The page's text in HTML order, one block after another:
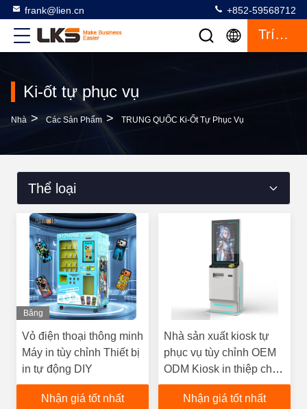
frank@lien.cn +852-59568712
Trích Dẫn
Ki-ốt tự phục vụ
Nhà > Các Sản Phẩm > TRUNG QUỐC Ki-Ốt Tự Phục Vụ
Thể loại
Băng
Vỏ điện thoại thông minh
Máy in tùy chỉnh Thiết bị
in tự động DIY
Nhận giá tốt nhất
Nhà sản xuất kiosk tự
phục vụ tùy chỉnh OEM
ODM Kiosk in thiệp chúc
mừng
Nhận giá tốt nhất